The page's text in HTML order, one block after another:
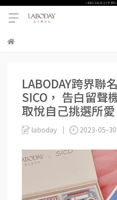
LABODAY跨界聯
SICO， 告白留聲
取悅自己挑選所愛
laboday 2023-05-30